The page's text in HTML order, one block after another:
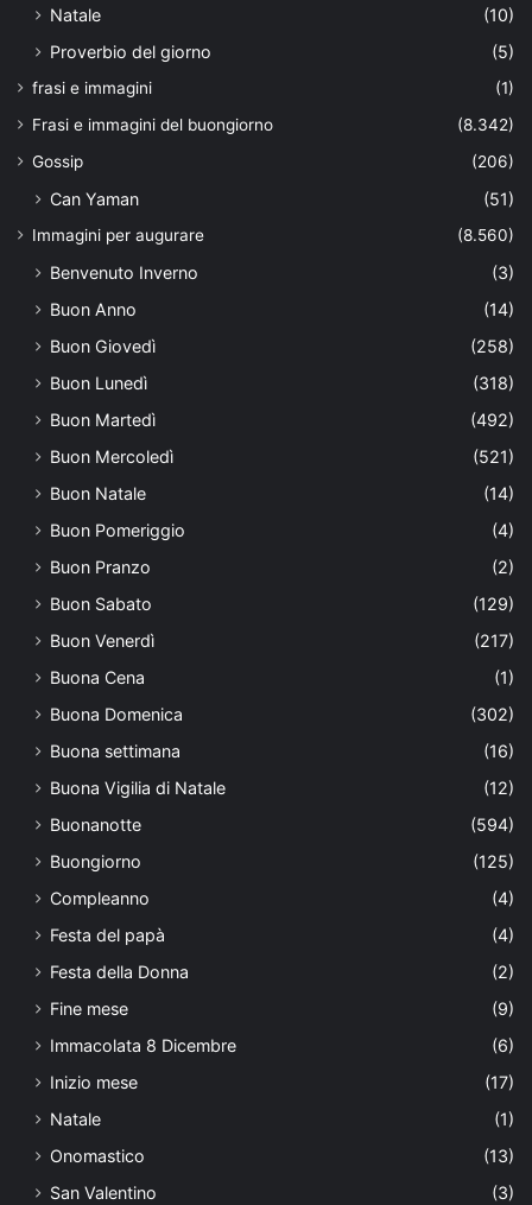
Natale
(10)
Proverbio del giorno
(5)
frasi e immagini
(1)
Frasi e immagini del buongiorno
(8.342)
Gossip
(206)
Can Yaman (51)
Immagini per augurare (8.560)
Benvenuto Inverno
(3)
Buon Anno
(14)
Buon Giovedì
(258)
Buon Lunedì
(318)
Buon Martedì
(492)
Buon Mercoledì
(521)
Buon Natale
(14)
Buon Pomeriggio
(4)
Buon Pranzo
(2)
Buon Sabato
(129)
Buon Venerdì
(217)
Buona Cena
(1)
Buona Domenica
(302)
Buona settimana
(16)
Buona Vigilia di Natale
(12)
Buonanotte
(594)
Buongiorno
(125)
Compleanno
(4)
Festa del papà
(4)
Festa della Donna
(2)
Fine mese
(9)
Immacolata 8 Dicembre
(6)
Inizio mese
(17)
Natale
(1)
Onomastico
(13)
San Valentino
(3)